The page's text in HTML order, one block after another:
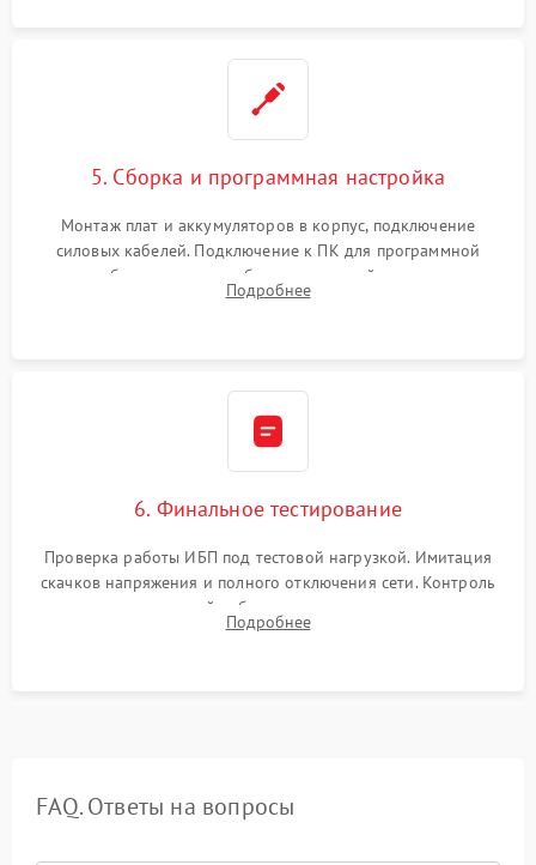
5. Сборка и программная настройка
Монтаж плат и аккумуляторов в корпус, подключение
силовых кабелей. Подключение к ПК для программной
калибровки констант батареи, настройки порогов
срабатывания AVR и сброса счетчиков старения АКБ.
Подробнее
6. Финальное тестирование
Проверка работы ИБП под тестовой нагрузкой. Имитация
скачков напряжения и полного отключения сети. Контроль
времени автономной работы, температурного режима и
корректности формы выходного сигнала.
Подробнее
FAQ. Ответы на вопросы